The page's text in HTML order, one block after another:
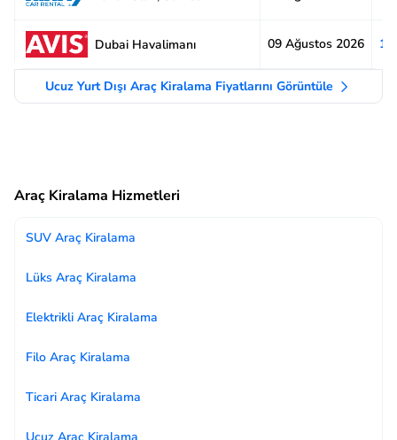
Dubai Havalimanı 09 Ağustos 2026
Ucuz Yurt Dışı Araç Kiralama Fiyatlarını Görüntüle
Araç Kiralama Hizmetleri
SUV Araç Kiralama
Lüks Araç Kiralama
Elektrikli Araç Kiralama
Filo Araç Kiralama
Ticari Araç Kiralama